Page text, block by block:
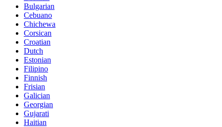
Bulgarian
Cebuano
Chichewa
Corsican
Croatian
Dutch
Estonian
Filipino
Finnish
Frisian
Galician
Georgian
Gujarati
Haitian